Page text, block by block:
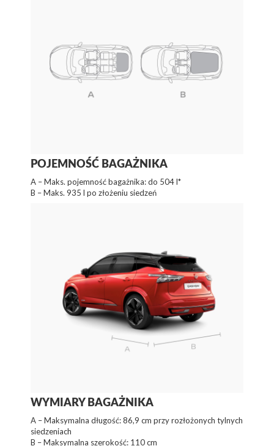
POJEMNOŚĆ BAGAŻNIKA
A – Maks. pojemność bagażnika: do 504 l*
B – Maks. 935 l po złożeniu siedzeń
WYMIARY BAGAŻNIKA
A – Maksymalna długość: 86,9 cm przy rozłożonych tylnych
siedzeniach
B – Maksymalna szerokość: 110 cm